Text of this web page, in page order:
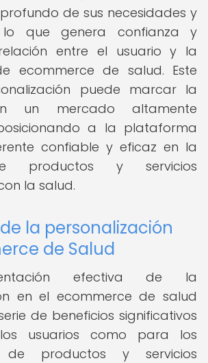
de sus necesidades y
lo que genera confianza y
entre el usuario y la
ecommerce de salud. Este
puede marcar la
un mercado altamente
a la plataforma
confiable y eficaz en la
productos y servicios
la salud.
la personalización
de Salud
efectiva de la
en el ecommerce de salud
de beneficios significativos
usuarios como para los
de productos y servicios